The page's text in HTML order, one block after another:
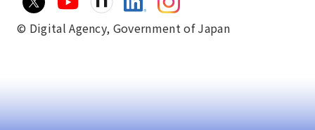
© Digital Agency, Government of Japan